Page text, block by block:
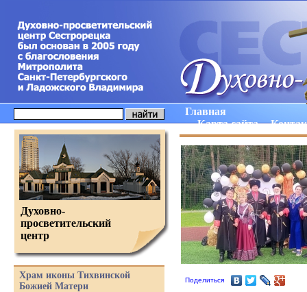
Главная
Карта сайта
Поделиться
Духовно-
просветительский
центр
Храм иконы Тихвинской
Божией Матери